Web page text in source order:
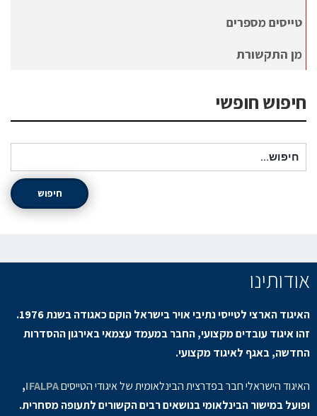
טייסים מספרים
מן התקשורת
חיפוש חופשי
חיפוש
אודותינו
האיגוד הארצי לטייסי נתיבי אויר בישראל הוקם כאגודה בשנת 1976.
זהו איגוד עובדים מקצועי, החבר במעמד עצמאי באירגון ההסדרות
החדשה, באגף לאיגוד מקצועי.
האיגוד הישראלי חבר בפדרצית הבינלאומית של איגודי הטייסיםIFALPA
,
ופועל במישור הבינלאומי בנושאים רבים הקשורים לתעופה מסחרית.